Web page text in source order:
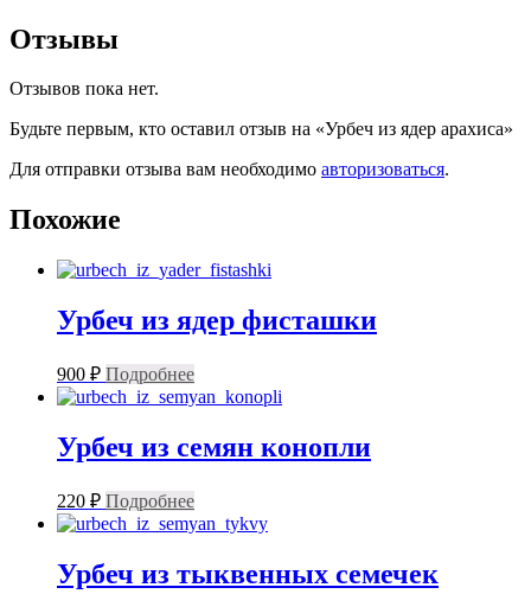
Отзывы
Отзывов пока нет.
Будьте первым, кто оставил отзыв на «Урбеч из ядер арахиса»
Для отправки отзыва вам необходимо авторизоваться.
Похожие
Урбеч из ядер фисташки
900 ₽ Подробнее
Урбеч из семян конопли
220 ₽ Подробнее
Урбеч из тыквенных семечек